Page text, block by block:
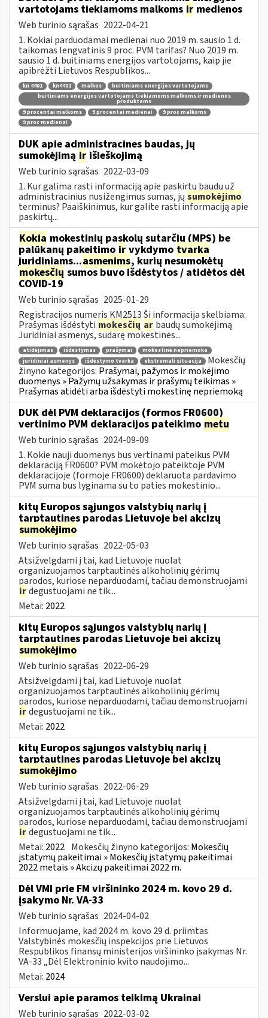
vartotojams tiekiamoms malkoms ir medienos
Web turinio sąrašas 2022-04-21
1. Kokiai parduodamai medienai nuo 2019 m. sausio 1 d.
taikomas lengvatinis 9 proc. PVM tarifas? Nuo 2019 m.
sausio 1 d. buitiniams energijos vartotojams, kaip jie
apibrėžti Lietuvos Respublikos...
kn 4401 kn4401 malkos
buitiniams energijos vartotojams
buitiniams energijos vartotojams tiekiamoms malkoms ir medienos
produktams
9 procentai malkoms
9 procentai medienai
9 proc malkoms
9 proc medienai
DUK apie administracines baudas, jų
sumokėjimą ir išieškojimą
Web turinio sąrašas 2022-03-09
1. Kur galima rasti informaciją apie paskirtų baudų už
administracinius nusižengimus sumas, jų sumokėjimo
terminus? Paaiškinimus, kur galite rasti informaciją apie
paskirtų...
Kokia mokestinių paskolų sutarčių (MPS) be
palūkanų pakeitimo ir vykdymo tvarka
juridiniams...asmenims, kurių nesumokėtų
mokesčių sumos buvo išdėstytos / atidėtos dėl
COVID-19
Web turinio sąrašas 2025-01-29
Registracijos numeris KM2513 Ši informacija skelbiama:
Prašymas išdėstyti mokesčių ar baudų sumokėjimą
Juridiniai asmenys, sudarę mokestinės...
atidėjimas išdėstymas prašymai
mokestinė nepriemoka
juridiniai asmenys
išdėstymo tvarka ekstremali situacija
Mokesčių
žinyno kategorijos: Prašymai, pažymos ir mokėjimo
duomenys » Pažymų užsakymas ir prašymų teikimas »
Prašymas atidėti arba išdėstyti mokestinę nepriemoką
DUK dėl PVM deklaracijos (formos FR0600)
vertinimo PVM deklaracijos pateikimo metu
Web turinio sąrašas 2024-09-09
1. Kokie nauji duomenys bus vertinami pateikus PVM
deklaraciją FR0600? PVM mokėtojo pateiktoje PVM
deklaracijoje (formoje FR0600) deklaruota pardavimo
PVM suma bus lyginama su to paties mokestinio...
kitų Europos sąjungos valstybių narių į
tarptautines parodas Lietuvoje bei akcizų
sumokėjimo
Web turinio sąrašas 2022-05-03
Atsižvelgdami į tai, kad Lietuvoje nuolat
organizuojamos tarptautinės alkoholinių gėrimų
parodos, kuriose neparduodami, tačiau demonstruojami
irdegustuojami ne tik...
Metai: 2022
kitų Europos sąjungos valstybių narių į
tarptautines parodas Lietuvoje bei akcizų
sumokėjimo
Web turinio sąrašas 2022-06-29
Atsižvelgdami į tai, kad Lietuvoje nuolat
organizuojamos tarptautinės alkoholinių gėrimų
parodos, kuriose neparduodami, tačiau demonstruojami
irdegustuojami ne tik...
Metai: 2022
kitų Europos sąjungos valstybių narių į
tarptautines parodas Lietuvoje bei akcizų
sumokėjimo
Web turinio sąrašas 2022-06-29
Atsižvelgdami į tai, kad Lietuvoje nuolat
organizuojamos tarptautinės alkoholinių gėrimų
parodos, kuriose neparduodami, tačiau demonstruojami
irdegustuojami ne tik...
Metai: 2022 Mokesčių žinyno kategorijos: Mokesčių
įstatymų pakeitimai » Mokesčių įstatymų pakeitimai
2022 metais » Akcizų pakeitimai 2022 m.
Dėl VMI prie FM viršininko 2024 m. kovo 29 d.
įsakymo Nr. VA-33
Web turinio sąrašas 2024-04-02
Informuojame, kad 2024 m. kovo 29 d. priimtas
Valstybinės mokesčių inspekcijos prie Lietuvos
Respublikos finansų ministerijos viršininko įsakymas Nr.
VA-33 „Dėl Elektroninio kvito naudojimo...
Metai: 2024
Verslui apie paramos teikimą Ukrainai
Web turinio sąrašas 2022-03-02